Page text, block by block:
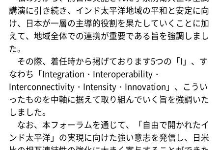
講演に引き続き、インド太平洋地域の平和と安定に向
け、日本が一層の主導的役割を果たしていくことに加
えて、地域全体での連携が重要である旨を強調しまし
た。
その際、着任時から掲げております5つの「I」、す
なわち「Integration・Interoperability・
Interconnectivity・Intensity・Innovation」、こうい
ったものを中軸に据えて取り組んでいく旨を強調いた
しました。
なお、本フォーラムを通じて、「自由で開かれたイ
ンド太平洋」の実現に向けた強い意志を発信し、日米